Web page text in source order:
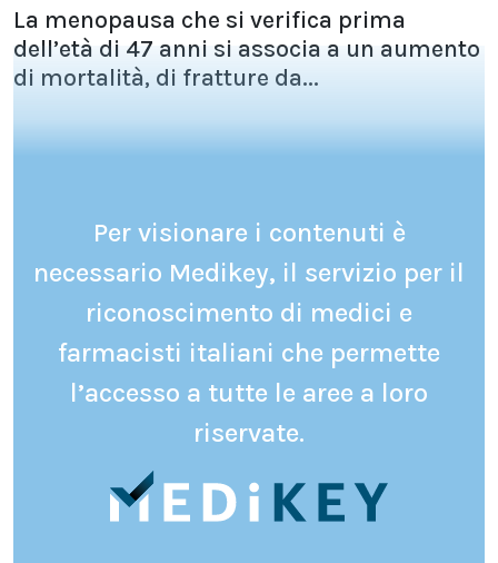
La menopausa che si verifica prima
dell’età di 47 anni si associa a un aumento
di mortalità, di fratture da...
Per visionare i contenuti è
necessario Medikey, il servizio per il
riconoscimento di medici e
farmacisti italiani che permette
l’accesso a tutte le aree a loro
riservate.